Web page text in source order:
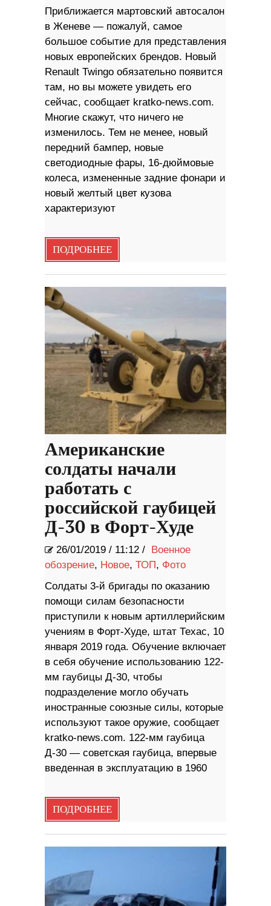
Приближается мартовский автосалон
в Женеве — пожалуй, самое
большое событие для представления
новых европейских брендов. Новый
Renault Twingo обязательно появится
там, но вы можете увидеть его
сейчас, сообщает kratko-news.com.
Многие скажут, что ничего не
изменилось. Тем не менее, новый
передний бампер, новые
светодиодные фары, 16-дюймовые
колеса, измененные задние фонари и
новый желтый цвет кузова
характеризуют
ПОДРОБНЕЕ
Американские
солдаты начали
работать с
российской гаубицей
Д-30 в Форт-Худе
26/01/2019 / 11:12 /
Военное
обозрение, Новое, ТОП, Фото
Солдаты 3-й бригады по оказанию
помощи силам безопасности
приступили к новым артиллерийским
учениям в Форт-Худе, штат Техас, 10
января 2019 года. Обучение включает
в себя обучение использованию 122-
мм гаубицы Д-30, чтобы
подразделение могло обучать
иностранные союзные силы, которые
используют такое оружие, сообщает
kratko-news.com. 122-мм гаубица
Д-30 — советская гаубица, впервые
введенная в эксплуатацию в 1960
ПОДРОБНЕЕ